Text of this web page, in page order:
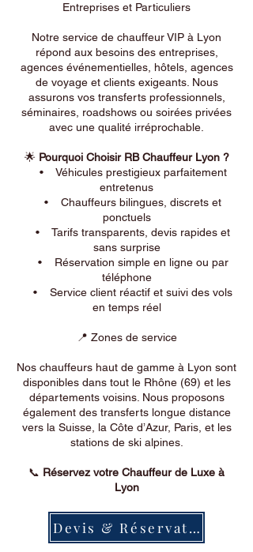
Entreprises et Particuliers
Notre service de chauffeur VIP à Lyon
répond aux besoins des entreprises,
agences événementielles, hôtels, agences
de voyage et clients exigeants. Nous
assurons vos transferts professionnels,
séminaires, roadshows ou soirées privées
avec une qualité irréprochable.
🌟 Pourquoi Choisir RB Chauffeur Lyon ?
• Véhicules prestigieux parfaitement
entretenus
• Chauffeurs bilingues, discrets et
ponctuels
• Tarifs transparents, devis rapides et
sans surprise
• Réservation simple en ligne ou par
téléphone
• Service client réactif et suivi des vols
en temps réel
📍 Zones de service
Nos chauffeurs haut de gamme à Lyon sont
disponibles dans tout le Rhône (69) et les
départements voisins. Nous proposons
également des transferts longue distance
vers la Suisse, la Côte d’Azur, Paris, et les
stations de ski alpines.
📞 Réservez votre Chauffeur de Luxe à
Lyon
Devis & Réservation